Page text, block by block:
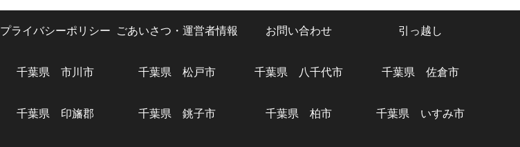
プライバシーポリシー ごあいさつ・運営者情報 お問い合わせ 引っ越し
千葉県 市川市 千葉県 松戸市 千葉県 八千代市 千葉県 佐倉市
千葉県 印旛郡 千葉県 銚子市 千葉県 柏市 千葉県 いすみ市